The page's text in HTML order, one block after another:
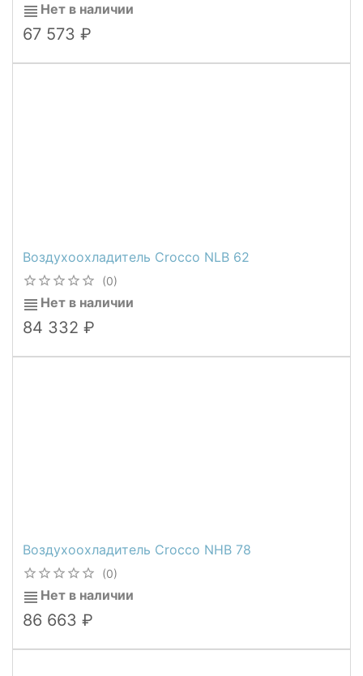
Нет в наличии
67 573
Воздухоохладитель Crocco NLB 62
(0)
Нет в наличии
84 332
Воздухоохладитель Crocco NHB 78
(0)
Нет в наличии
86 663